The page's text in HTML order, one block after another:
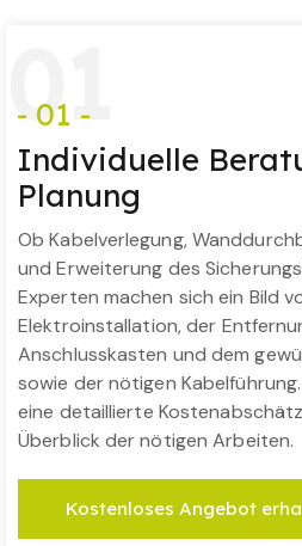
01
- 01 -
Individuelle
Planung
Ob Kabelverlegung,
und Erweiterung des
Experten machen sich ein Bild
Elektroinstallation, der
Anschlusskasten und dem
sowie der nötigen
eine detaillierte
Überblick der nötigen Arbeiten.
Kostenloses Angebot